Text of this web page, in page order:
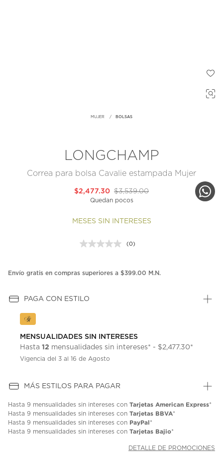
MUJER BOLSAS
LONGCHAMP
Correa para bolsa Cavalie estampada Mujer
$3,539.00
$2,477.30
Quedan pocos
MESES SIN INTERESES
Sin
en
(0)
Envío gratis en compras superiores a $399.00 M.N.
PAGA CON ESTILO
MENSUALIDADES SIN INTERESES
Hasta 12 mensualidades sin intereses* - $2,477.30*
Vigencia del 3 al 16 de Agosto
MÁS ESTILOS PARA PAGAR
Hasta 9 mensualidades sin intereses con Tarjetas American Express*
Hasta 9 mensualidades sin intereses con Tarjetas BBVA*
Hasta 9 mensualidades sin intereses con PayPal*
Hasta 9 mensualidades sin intereses con Tarjetas Bajio*
DETALLE DE PROMOCIONES